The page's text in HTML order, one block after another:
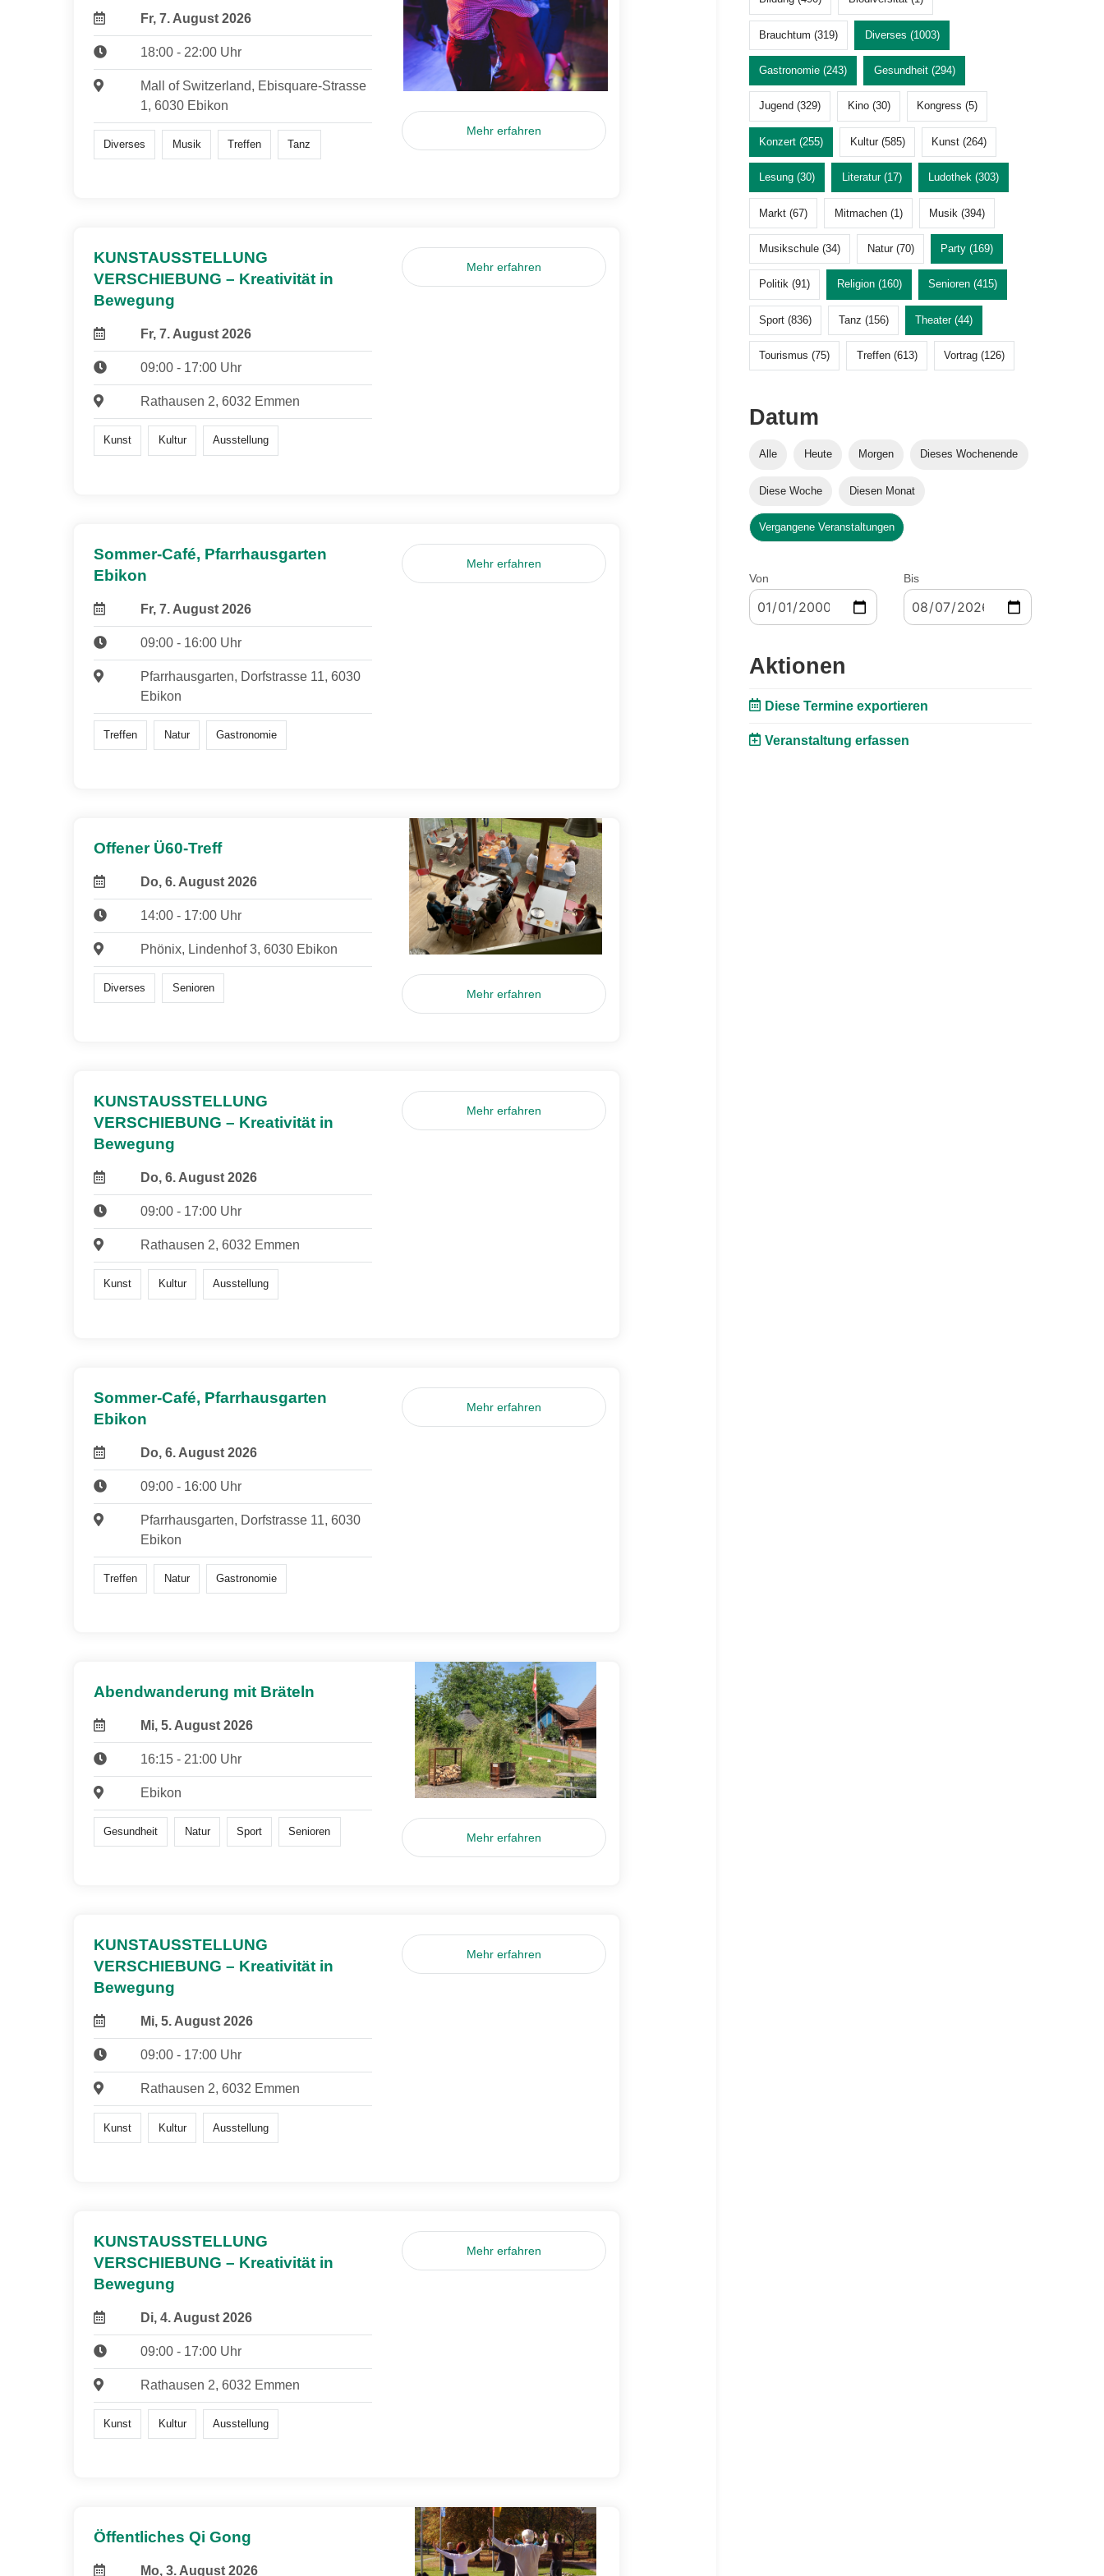
Fr, 7. August 2026
18:00 - 22:00 Uhr
Mall of Switzerland, Ebisquare-Strasse
1, 6030 Ebikon
Diverses Musik Treffen Tanz
Mehr erfahren
KUNSTAUSSTELLUNG
VERSCHIEBUNG – Kreativität in
Bewegung
Fr, 7. August 2026
09:00 - 17:00 Uhr
Rathausen 2, 6032 Emmen
Kunst Kultur Ausstellung
Mehr erfahren
Sommer-Café, Pfarrhausgarten
Ebikon
Fr, 7. August 2026
09:00 - 16:00 Uhr
Pfarrhausgarten, Dorfstrasse 11, 6030
Ebikon
Treffen Natur Gastronomie
Mehr erfahren
Offener Ü60-Treff
Do, 6. August 2026
14:00 - 17:00 Uhr
Phönix, Lindenhof 3, 6030 Ebikon
Diverses Senioren Mehr erfahren
KUNSTAUSSTELLUNG
VERSCHIEBUNG – Kreativität in
Bewegung
Do, 6. August 2026
09:00 - 17:00 Uhr
Rathausen 2, 6032 Emmen
Kunst Kultur Ausstellung
Mehr erfahren
Sommer-Café, Pfarrhausgarten
Ebikon
Do, 6. August 2026
09:00 - 16:00 Uhr
Pfarrhausgarten, Dorfstrasse 11, 6030
Ebikon
Treffen Natur Gastronomie
Mehr erfahren
Abendwanderung mit Bräteln
Mi, 5. August 2026
16:15 - 21:00 Uhr
Ebikon
Gesundheit Natur Sport Senioren Mehr erfahren
KUNSTAUSSTELLUNG
VERSCHIEBUNG – Kreativität in
Bewegung
Mi, 5. August 2026
09:00 - 17:00 Uhr
Rathausen 2, 6032 Emmen
Kunst Kultur Ausstellung
Mehr erfahren
KUNSTAUSSTELLUNG
VERSCHIEBUNG – Kreativität in
Bewegung
Di, 4. August 2026
09:00 - 17:00 Uhr
Rathausen 2, 6032 Emmen
Kunst Kultur Ausstellung
Mehr erfahren
Öffentliches Qi Gong
Mo, 3. August 2026
Brauchtum (319) Diverses (1003)
Gastronomie (243) Gesundheit (294)
Jugend (329) Kino (30) Kongress (5)
Konzert (255) Kultur (585) Kunst (264)
Lesung (30) Literatur (17) Ludothek (303)
Markt (67) Mitmachen (1) Musik (394)
Musikschule (34) Natur (70) Party (169)
Politik (91) Religion (160) Senioren (415)
Sport (836) Tanz (156) Theater (44)
Tourismus (75) Treffen (613) Vortrag (126)
Datum
Alle Heute Morgen Dieses Wochenende
Diese Woche Diesen Monat
Vergangene Veranstaltungen
Von Bis
Aktionen
Diese Termine exportieren
Veranstaltung erfassen